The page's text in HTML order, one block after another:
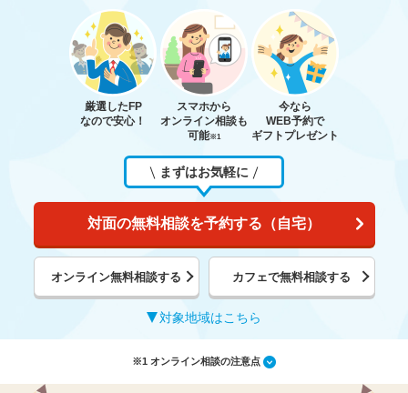
厳選したFP
なので安心！
スマホから
オンライン相談も
可能※1
今なら
WEB予約で
ギフトプレゼント
まずはお気軽に
対面の無料相談を予約する（自宅）
オンライン無料相談する カフェで無料相談する
対象地域はこちら
※1 オンライン相談の注意点